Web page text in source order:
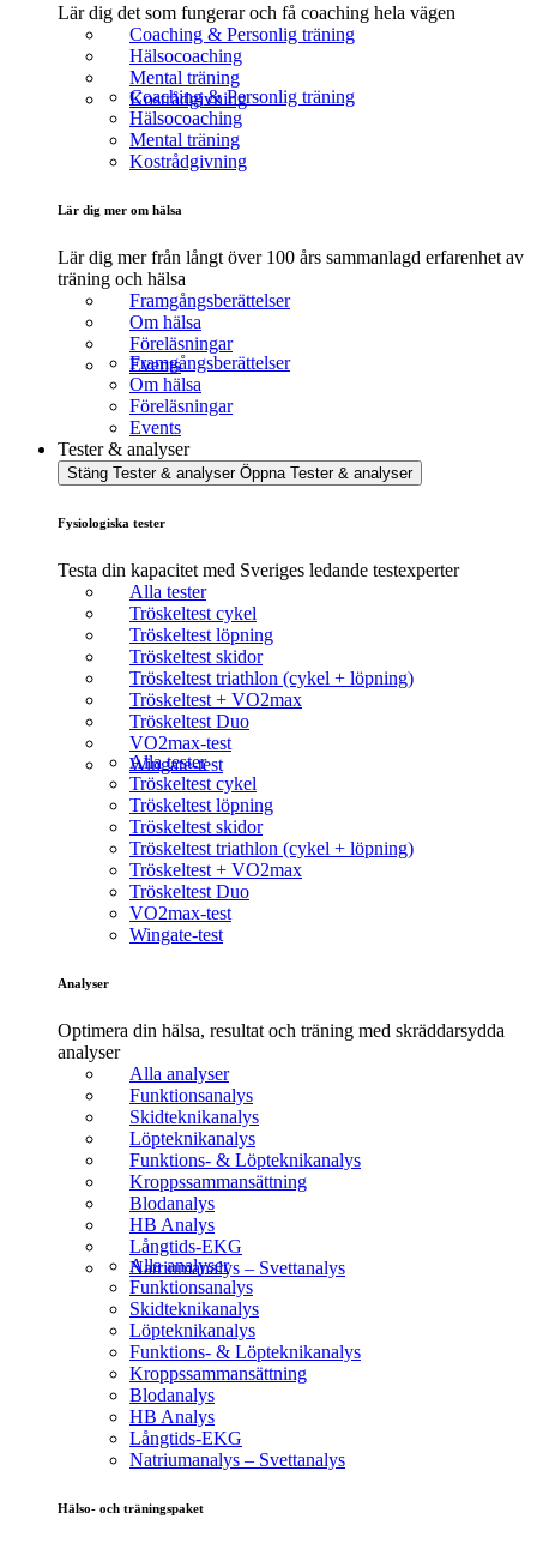
Lär dig det som fungerar och få coaching hela vägen
Coaching & Personlig träning
Hälsocoaching
Mental träning
Kostrådgivning
Coaching & Personlig träning
Hälsocoaching
Mental träning
Kostrådgivning
Lär dig mer om hälsa
Lär dig mer från långt över 100 års sammanlagd erfarenhet av
träning och hälsa
Framgångsberättelser
Om hälsa
Föreläsningar
Events
Framgångsberättelser
Om hälsa
Föreläsningar
Events
Tester & analyser
Stäng Tester & analyser Öppna Tester & analyser
Fysiologiska tester
Testa din kapacitet med Sveriges ledande testexperter
Alla tester
Tröskeltest cykel
Tröskeltest löpning
Tröskeltest skidor
Tröskeltest triathlon (cykel + löpning)
Tröskeltest + VO2max
Tröskeltest Duo
VO2max-test
Wingate-test
Alla tester
Tröskeltest cykel
Tröskeltest löpning
Tröskeltest skidor
Tröskeltest triathlon (cykel + löpning)
Tröskeltest + VO2max
Tröskeltest Duo
VO2max-test
Wingate-test
Analyser
Optimera din hälsa, resultat och träning med skräddarsydda
analyser
Alla analyser
Funktionsanalys
Skidteknikanalys
Löpteknikanalys
Funktions- & Löpteknikanalys
Kroppssammansättning
Blodanalys
HB Analys
Långtids-EKG
Natriumanalys – Svettanalys
Alla analyser
Funktionsanalys
Skidteknikanalys
Löpteknikanalys
Funktions- & Löpteknikanalys
Kroppssammansättning
Blodanalys
HB Analys
Långtids-EKG
Natriumanalys – Svettanalys
Hälso- och träningspaket